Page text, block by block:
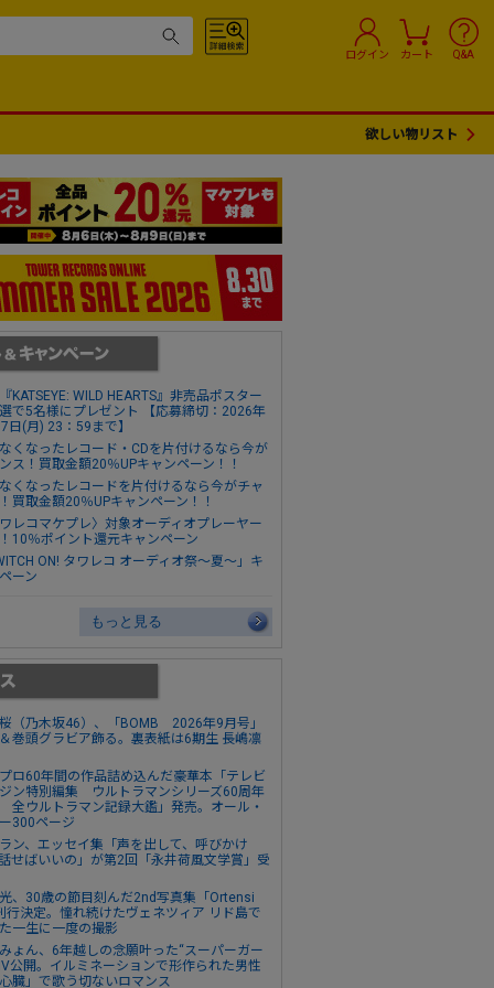
ログイン カート Q&A
欲しい物リスト
KATSEYE: WILD HEARTS』非売品ポスター
で5名様にプレゼント 【応募締切：2026年
日(月) 23：59まで】
くなったレコード・CDを片付けるなら今が
ス！買取金額20％UPキャンペーン！！
くなったレコードを片付けるなら今がチャ
買取金額20％UPキャンペーン！！
ワレコマケプレ〉対象オーディオプレーヤー
10％ポイント還元キャンペーン
ON! タワレコ オーディオ祭～夏～」キ
ーン
もっと見る
（乃木坂46）、「BOMB 2026年9月号」
巻頭グラビア飾る。裏表紙は6期生 長嶋凛
ロ60年間の作品詰め込んだ豪華本「テレビ
ン特別編集 ウルトラマンシリーズ60周年
全ウルトラマン記録大鑑」発売。オール・
300ページ
ン、エッセイ集「声を出して、呼びかけ
せばいいの」が第2回「永井荷風文学賞」受
、30歳の節目刻んだ2nd写真集「Ortensi
行決定。憧れ続けたヴェネツィア リド島で
一生に一度の撮影
ょん、6年越しの念願叶った“スーパーガー
公開。イルミネーションで形作られた男性
臓」で歌う切ないロマンス